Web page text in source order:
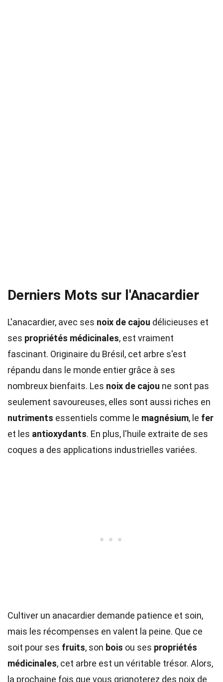
Derniers Mots sur l'Anacardier
L'anacardier, avec ses noix de cajou délicieuses et
ses propriétés médicinales, est vraiment
fascinant. Originaire du Brésil, cet arbre s'est
répandu dans le monde entier grâce à ses
nombreux bienfaits. Les noix de cajou ne sont pas
seulement savoureuses, elles sont aussi riches en
nutriments essentiels comme le magnésium, le fer
et les antioxydants. En plus, l'huile extraite de ses
coques a des applications industrielles variées.
Cultiver un anacardier demande patience et soin,
mais les récompenses en valent la peine. Que ce
soit pour ses fruits, son bois ou ses propriétés
médicinales, cet arbre est un véritable trésor. Alors,
la prochaine fois que vous grignoterez des noix de